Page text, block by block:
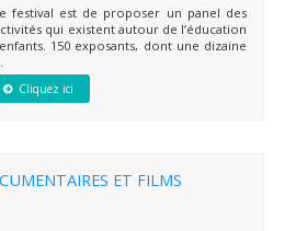
festival est de proposer un panel des
qui existent autour de l’éducation
150 exposants, dont une dizaine
Cliquez ici
ET FILMS